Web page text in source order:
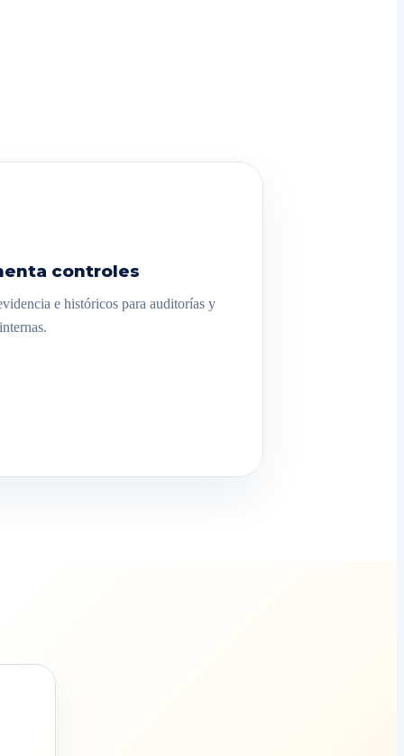
controles
e históricos para auditorías y